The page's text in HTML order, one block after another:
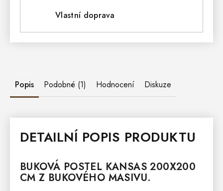
Vlastní doprava
Popis Podobné (1) Hodnocení Diskuze
DETAILNÍ POPIS PRODUKTU
BUKOVÁ POSTEL KANSAS 200X200
CM Z BUKOVÉHO MASIVU.